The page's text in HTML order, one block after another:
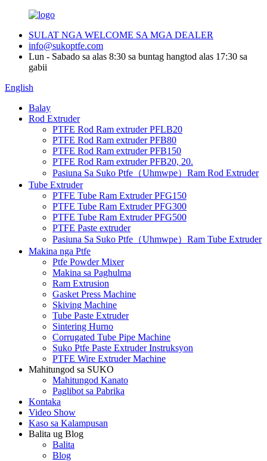
SULAT NGA WELCOME SA MGA DEALER
info@sukoptfe.com
Lun - Sabado sa alas 8:30 sa buntag hangtod alas 17:30 sa
gabii
English
Balay
Rod Extruder
PTFE Rod Ram extruder PFLB20
PTFE Rod Ram extruder PFB80
PTFE Rod Ram extruder PFB150
PTFE Rod Ram extruder PFB20, 20.
Pasiuna Sa Suko Ptfe（Uhmwpe）Ram Rod Extruder
Tube Extruder
PTFE Tube Ram Extruder PFG150
PTFE Tube Ram Extruder PFG300
PTFE Tube Ram Extruder PFG500
PTFE Paste extruder
Pasiuna Sa Suko Ptfe（Uhmwpe）Ram Tube Extruder
Makina nga Ptfe
Ptfe Powder Mixer
Makina sa Paghulma
Ram Extrusion
Gasket Press Machine
Skiving Machine
Tube Paste Extruder
Sintering Hurno
Corrugated Tube Pipe Machine
Suko Ptfe Paste Extruder Instruksyon
PTFE Wire Extruder Machine
Mahitungod sa SUKO
Mahitungod Kanato
Paglibot sa Pabrika
Kontaka
Video Show
Kaso sa Kalampusan
Balita ug Blog
Balita
Blog